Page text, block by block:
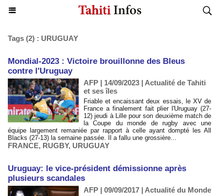
Tags (2) : URUGUAY
Mondial-2023 : Victoire brouillonne des Bleus
contre l'Uruguay
AFP | 14/09/2023 | Actualité de Tahiti
et ses îles
Friable et encaissant deux essais, le XV de
France a finalement fait plier l'Uruguay (27-
12) jeudi à Lille pour son deuxième match de
la Coupe du monde de rugby avec une
équipe largement remaniée par rapport à celle ayant dompté les All
Blacks (27-13) la semaine passée. Il a fallu une grossière...
FRANCE, RUGBY, URUGUAY
Uruguay: le vice-président démissionne après
plusieurs scandales
AFP | 09/09/2017 | Actualité du Monde